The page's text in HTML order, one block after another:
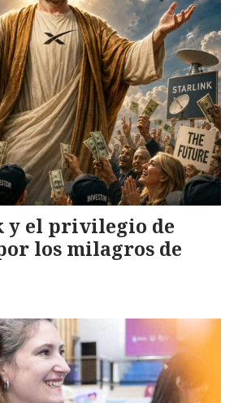
y el privilegio de
los milagros de